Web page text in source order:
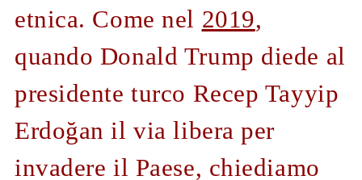
etnica. Come nel 2019,
quando Donald Trump diede al
presidente turco Recep Tayyip
Erdoğan il via libera per
invadere il Paese, chiediamo